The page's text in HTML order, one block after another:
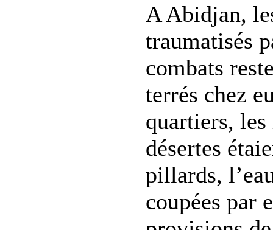
A Abidjan,
traumatisés
combats
terrés chez
quartiers,
désertes
pillards,
coupées par